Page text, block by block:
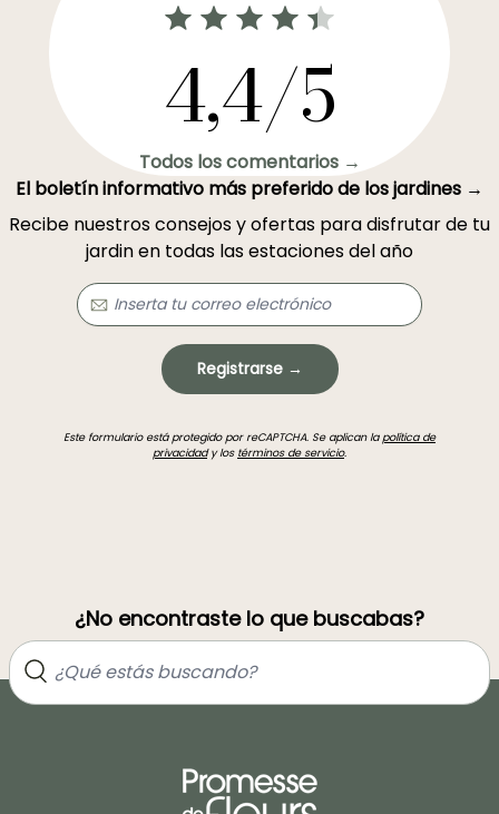
4,4/5
Todos los comentarios →
El boletín informativo más preferido de los jardines →
Recibe nuestros consejos y ofertas para disfrutar de tu
jardin en todas las estaciones del año
Registrarse →
Este formulario está protegido por reCAPTCHA. Se aplican lapolítica de
privacidady los términos de servicio.
¿No encontraste lo que buscabas?